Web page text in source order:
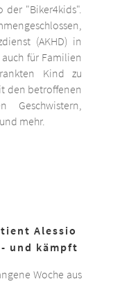
"Biker4kids".
(AKHD) in
für Familien
Kind zu
den betroffenen
mehr.
Alessio
und kämpft
Woche aus